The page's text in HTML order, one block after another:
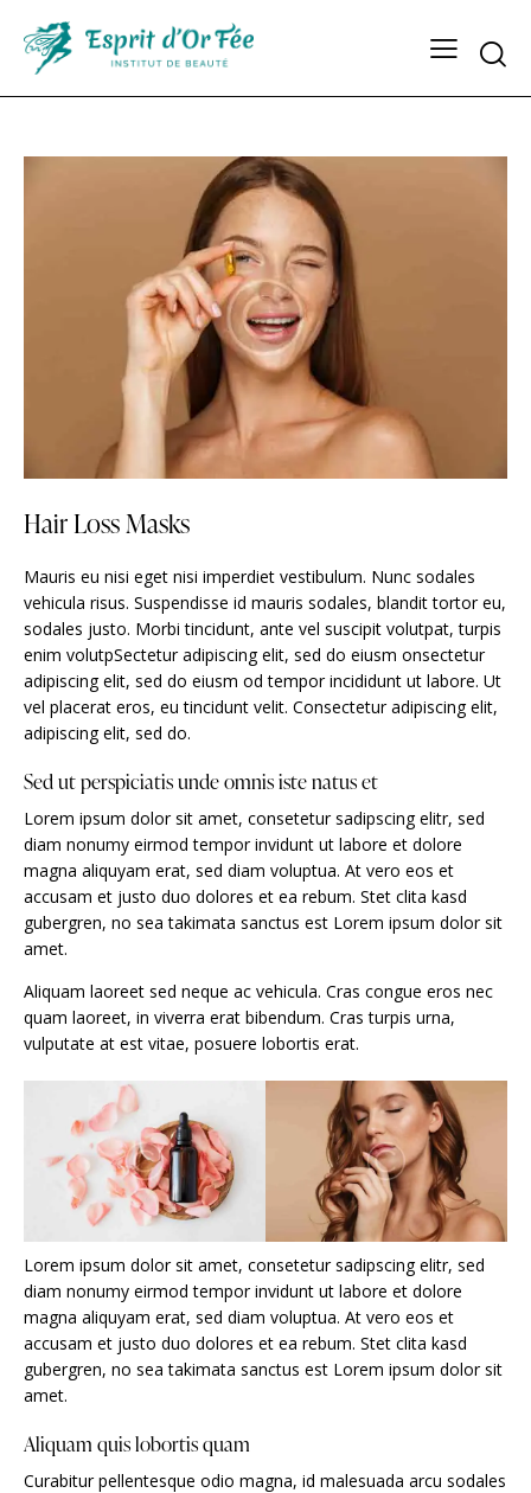
Hair Loss Masks
Mauris eu nisi eget nisi imperdiet vestibulum. Nunc sodales
vehicula risus. Suspendisse id mauris sodales, blandit tortor eu,
sodales justo. Morbi tincidunt, ante vel suscipit volutpat, turpis
enim volutpSectetur adipiscing elit, sed do eiusm onsectetur
adipiscing elit, sed do eiusm od tempor incididunt ut labore. Ut
vel placerat eros, eu tincidunt velit. Consectetur adipiscing elit,
adipiscing elit, sed do.
Sed ut perspiciatis unde omnis iste natus et
Lorem ipsum dolor sit amet, consetetur sadipscing elitr, sed
diam nonumy eirmod tempor invidunt ut labore et dolore
magna aliquyam erat, sed diam voluptua. At vero eos et
accusam et justo duo dolores et ea rebum. Stet clita kasd
gubergren, no sea takimata sanctus est Lorem ipsum dolor sit
amet.
Aliquam laoreet sed neque ac vehicula. Cras congue eros nec
quam laoreet, in viverra erat bibendum. Cras turpis urna,
vulputate at est vitae, posuere lobortis erat.
Lorem ipsum dolor sit amet, consetetur sadipscing elitr, sed
diam nonumy eirmod tempor invidunt ut labore et dolore
magna aliquyam erat, sed diam voluptua. At vero eos et
accusam et justo duo dolores et ea rebum. Stet clita kasd
gubergren, no sea takimata sanctus est Lorem ipsum dolor sit
amet.
Aliquam quis lobortis quam
Curabitur pellentesque odio magna, id malesuada arcu sodales